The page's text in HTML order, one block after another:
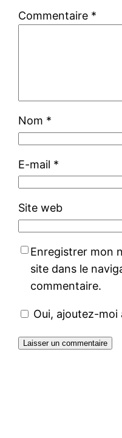
Commentaire *
Nom *
E-mail *
Site web
Enregistrer mon
site dans le
commentaire.
Oui, ajoutez-